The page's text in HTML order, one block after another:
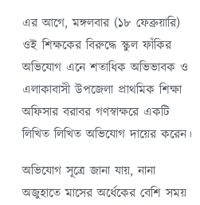
এর আগে, মঙ্গলবার (১৮ ফেব্রুয়ারি)
ওই শিক্ষকের বিরুদ্ধে স্কুল ফাঁকির
অভিযোগ এনে শতাধিক অভিভাবক ও
এলাকাবাসী উপজেলা প্রাথমিক শিক্ষা
অফিসার বরাবর গণস্বাক্ষরে একটি
লিখিত লিখিত অভিযোগ দায়ের করেন।
অভিযোগ সূত্রে জানা যায়, নানা
অজুহাতে মাসের অর্ধেকের বেশি সময়